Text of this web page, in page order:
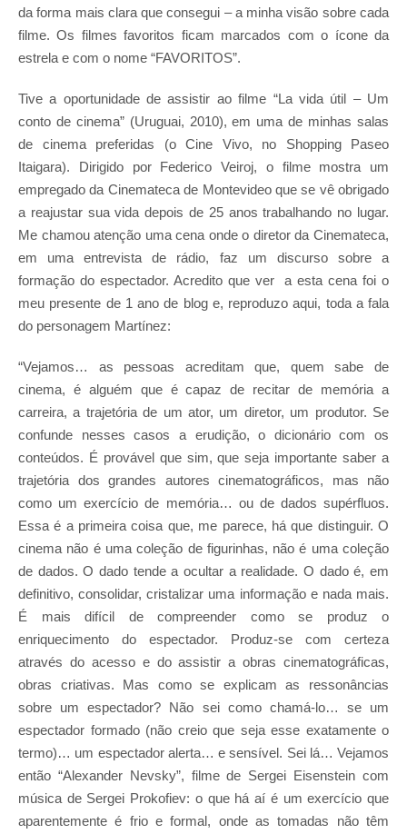
da forma mais clara que consegui – a minha visão sobre cada
filme. Os filmes favoritos ficam marcados com o ícone da
estrela e com o nome “FAVORITOS”.
Tive a oportunidade de assistir ao filme “La vida útil – Um
conto de cinema” (Uruguai, 2010), em uma de minhas salas
de cinema preferidas (o Cine Vivo, no Shopping Paseo
Itaigara). Dirigido por Federico Veiroj, o filme mostra um
empregado da Cinemateca de Montevideo que se vê obrigado
a reajustar sua vida depois de 25 anos trabalhando no lugar.
Me chamou atenção uma cena onde o diretor da Cinemateca,
em uma entrevista de rádio, faz um discurso sobre a
formação do espectador. Acredito que ver a esta cena foi o
meu presente de 1 ano de blog e, reproduzo aqui, toda a fala
do personagem Martínez:
“Vejamos… as pessoas acreditam que, quem sabe de
cinema, é alguém que é capaz de recitar de memória a
carreira, a trajetória de um ator, um diretor, um produtor. Se
confunde nesses casos a erudição, o dicionário com os
conteúdos. É provável que sim, que seja importante saber a
trajetória dos grandes autores cinematográficos, mas não
como um exercício de memória… ou de dados supérfluos.
Essa é a primeira coisa que, me parece, há que distinguir. O
cinema não é uma coleção de figurinhas, não é uma coleção
de dados. O dado tende a ocultar a realidade. O dado é, em
definitivo, consolidar, cristalizar uma informação e nada mais.
É mais difícil de compreender como se produz o
enriquecimento do espectador. Produz-se com certeza
através do acesso e do assistir a obras cinematográficas,
obras criativas. Mas como se explicam as ressonâncias
sobre um espectador? Não sei como chamá-lo… se um
espectador formado (não creio que seja esse exatamente o
termo)… um espectador alerta… e sensível. Sei lá… Vejamos
então “Alexander Nevsky”, filme de Sergei Eisenstein com
música de Sergei Prokofiev: o que há aí é um exercício que
aparentemente é frio e formal, onde as tomadas não têm